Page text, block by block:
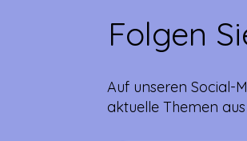
Folgen
Auf unseren Social-
aktuelle Themen